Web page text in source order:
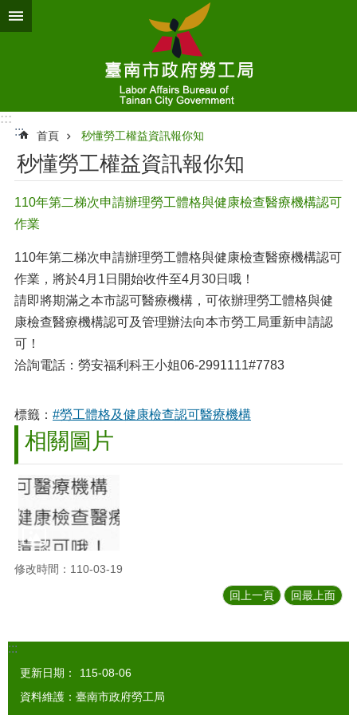
跳到主要內容區塊
:::
:::
首頁 秒懂勞工權益資訊報你知
秒懂勞工權益資訊報你知
110年第二梯次申請辦理勞工體格與健康檢查醫療機構認可
作業
110年第二梯次申請辦理勞工體格與健康檢查醫療機構認可
作業，將於4月1日開始收件至4月30日哦！
請即將期滿之本市認可醫療機構，可依辦理勞工體格與健
康檢查醫療機構認可及管理辦法向本市勞工局重新申請認
可！
洽詢電話：勞安福利科王小姐06-2991111#7783
標籤： #勞工體格及健康檢查認可醫療機構
相關圖片
修改時間：110-03-19
回上一頁 回最上面
:::
更新日期：
115-08-06
資料維護：臺南市政府勞工局